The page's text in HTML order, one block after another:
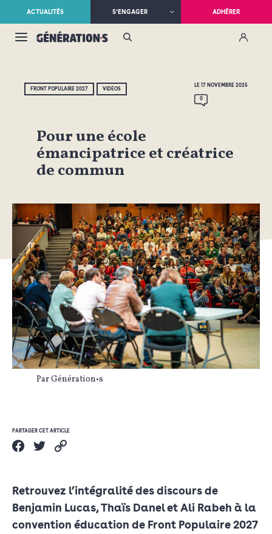
ACTUALITÉS S’ENGAGER ADHÉRER
FRONT POPULAIRE 2027 VIDÉOS
LE 17 NOVEMBRE 2025
0
Pour une école
émancipatrice et créatrice
de commun
Par Génération•s
PARTAGER CET ARTICLE
Retrouvez l’intégralité des discours de
Benjamin Lucas, Thaïs Danel et Ali Rabeh à la
convention éducation de Front Populaire 2027